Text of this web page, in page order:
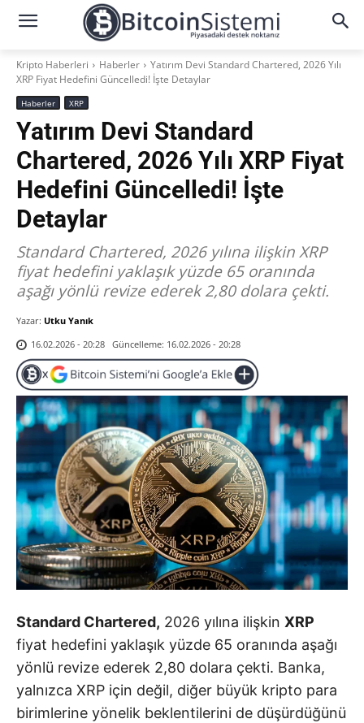
Kripto Haberleri Haberler
Yatırım Devi Standard Chartered, 2026 Yılı
XRP Fiyat Hedefini Güncelledi! İşte Detaylar
Haberler XRP
Yatırım Devi Standard
Chartered, 2026 Yılı XRP Fiyat
Hedefini Güncelledi! İşte
Detaylar
Standard Chartered, 2026 yılına ilişkin XRP
fiyat hedefini yaklaşık yüzde 65 oranında
aşağı yönlü revize ederek 2,80 dolara çekti.
Yazar: Utku Yanık
16.02.2026 - 20:28 Güncelleme: 16.02.2026 - 20:28
Standard Chartered, 2026 yılına ilişkin XRP
fiyat hedefini yaklaşık yüzde 65 oranında aşağı
yönlü revize ederek 2,80 dolara çekti. Banka,
yalnızca XRP için değil, diğer büyük kripto para
birimlerine yönelik beklentilerini de düşürdüğünü